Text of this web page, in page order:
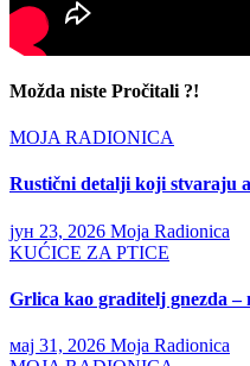
Možda niste Pročitali ?!
MOJA RADIONICA
Rustični detalji koji stvaraju
јун 23, 2026 Moja Radionica
KUĆICE ZA PTICE
Grlica kao graditelj gnezda –
мај 31, 2026 Moja Radionica